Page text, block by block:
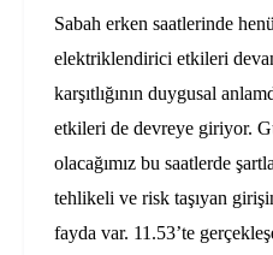
Sabah erken saatlerinde
elektriklendirici etkileri
karşıtlığının duygusal
etkileri de devreye giriyor.
olacağımız bu saatlerde
tehlikeli ve risk taşıyan
fayda var. 11.53’te